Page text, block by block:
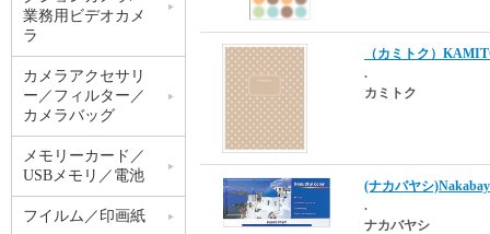
（カミトク）
.
カミトク
(ナカバヤシ
.
ナカバヤシ
業務用ビデオカメ
ラ
カメラアクセサリ
ー／フィルター／
カメラバッグ
メモリーカード／
USBメモリ／電池
フイルム／印画紙